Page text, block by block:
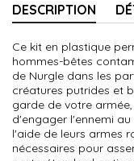
DESCRIPTION
Ce kit en plastique
hommes-bêtes
de Nurgle dans les
créatures putrides et
garde de votre
d'engager l'ennemi
l'aide de leurs armes
nécessaires pour